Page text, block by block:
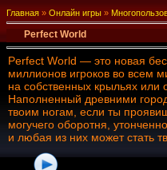
Главная » Онлайн игры »
Perfect World
Perfect World — это новая
миллионов игроков во всем
на собственных крыльях или
Наполненный древними
твоим ногам, если ты
могучего оборотня,
и любая из них может стать